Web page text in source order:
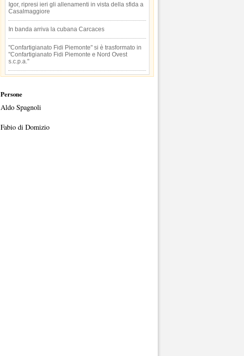
Igor, ripresi ieri gli allenamenti in vista della sfida a
Casalmaggiore
In banda arriva la cubana Carcaces
"Confartigianato Fidi Piemonte" si è trasformato in
"Confartigianato Fidi Piemonte e Nord Ovest
s.c.p.a."
Persone
Aldo Spagnoli
Fabio di Domizio